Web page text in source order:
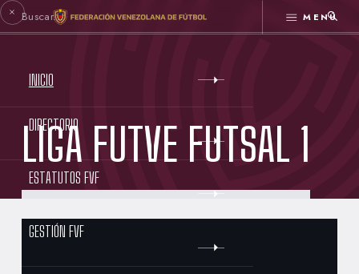
MENÚ
INICIO
DIRECTORIO
ESTATUTOS FVF
GESTIÓN FVF
LIGA FUTVE FUTSAL 1